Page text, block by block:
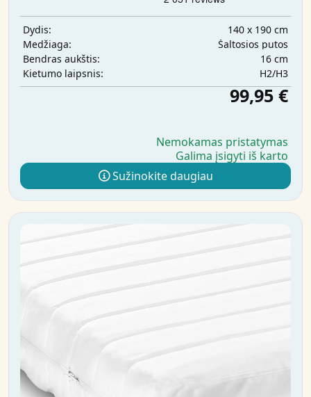
Dydis:
140 x 190 cm
Medžiaga:
Šaltosios putos
Bendras aukštis:
16 cm
Kietumo laipsnis:
H2/H3
99,95 €
Nemokamas pristatymas
Galima įsigyti iš karto
Sužinokite daugiau